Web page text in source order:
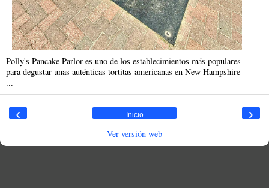
Polly's Pancake Parlor es uno de los establecimientos más populares
para degustar unas auténticas tortitas americanas en New Hampshire
...
‹ ›
Inicio
Ver versión web